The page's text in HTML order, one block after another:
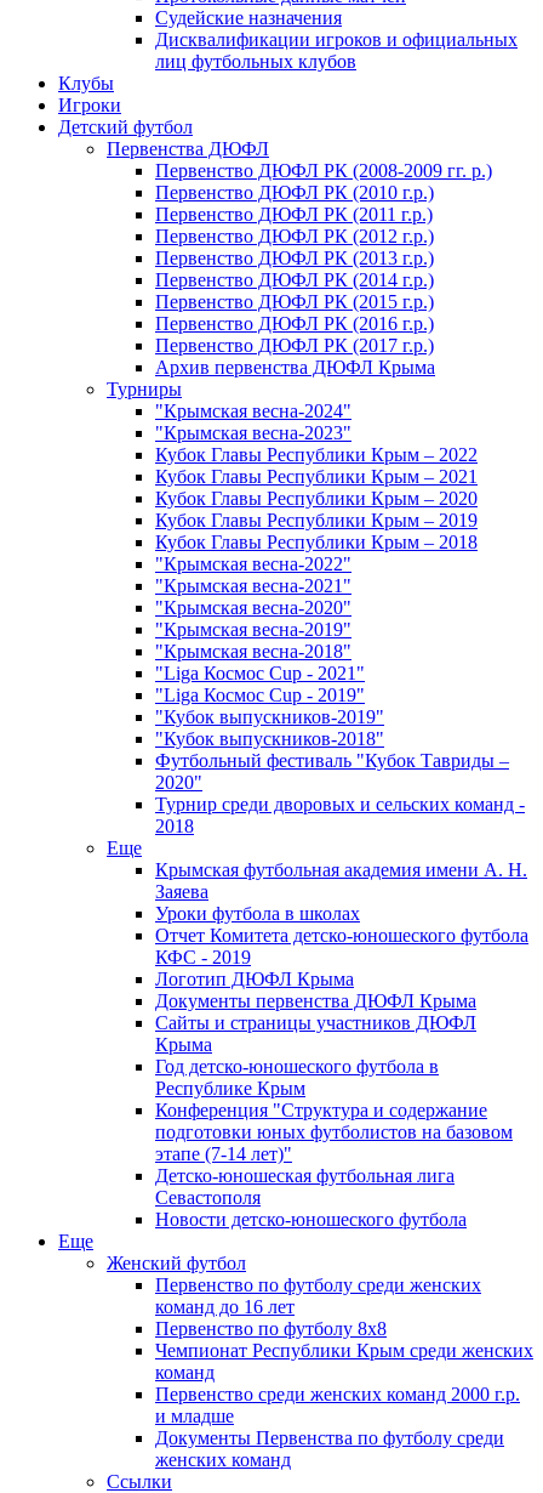
Судейские назначения
Дисквалификации игроков и официальных
лиц футбольных клубов
Клубы
Игроки
Детский футбол
Первенства ДЮФЛ
Первенство ДЮФЛ РК (2008-2009 гг. р.)
Первенство ДЮФЛ РК (2010 г.р.)
Первенство ДЮФЛ РК (2011 г.р.)
Первенство ДЮФЛ РК (2012 г.р.)
Первенство ДЮФЛ РК (2013 г.р.)
Первенство ДЮФЛ РК (2014 г.р.)
Первенство ДЮФЛ РК (2015 г.р.)
Первенство ДЮФЛ РК (2016 г.р.)
Первенство ДЮФЛ РК (2017 г.р.)
Архив первенства ДЮФЛ Крыма
Турниры
"Крымская весна-2024"
"Крымская весна-2023"
Кубок Главы Республики Крым – 2022
Кубок Главы Республики Крым – 2021
Кубок Главы Республики Крым – 2020
Кубок Главы Республики Крым – 2019
Кубок Главы Республики Крым – 2018
"Крымская весна-2022"
"Крымская весна-2021"
"Крымская весна-2020"
"Крымская весна-2019"
"Крымская весна-2018"
"Liga Космос Cup - 2021"
"Liga Космос Cup - 2019"
"Кубок выпускников-2019"
"Кубок выпускников-2018"
Футбольный фестиваль "Кубок Тавриды –
2020"
Турнир среди дворовых и сельских команд -
2018
Еще
Крымская футбольная академия имени А. Н.
Заяева
Уроки футбола в школах
Отчет Комитета детско-юношеского футбола
КФС - 2019
Логотип ДЮФЛ Крыма
Документы первенства ДЮФЛ Крыма
Сайты и страницы участников ДЮФЛ
Крыма
Год детско-юношеского футбола в
Республике Крым
Конференция "Структура и содержание
подготовки юных футболистов на базовом
этапе (7-14 лет)"
Детско-юношеская футбольная лига
Севастополя
Новости детско-юношеского футбола
Еще
Женский футбол
Первенство по футболу среди женских
команд до 16 лет
Первенство по футболу 8х8
Чемпионат Республики Крым среди женских
команд
Первенство среди женских команд 2000 г.р.
и младше
Документы Первенства по футболу среди
женских команд
Ссылки